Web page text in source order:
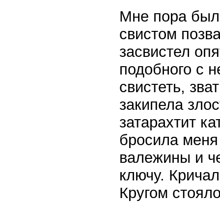
Мне пора
свистом
засвистел
подобного с
свистеть,
закипела
затарахтит
бросила
валежины и
ключу.
Кругом